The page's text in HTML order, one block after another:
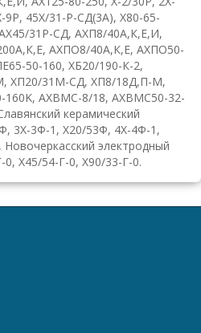
-9P, 45Х/31-Р-СД(3А), Х80-65-
31Р-СД, АХП8/40А,К,Е,И,
, АХПО8/40А,К,Е, АХПО50-
50-160, ХБ20/190-К-2,
, ХП20/31М-СД, ХП8/18Д,П-М,
160K, AXBMC-8/18, AXBMC50-32-
керамический
, 3Х-3Ф-1 , Х20/53Ф, 4Х-4Ф-1 ,
, Новочеркасский электродный
0, Х45/54-Г-0, Х90/33-Г-0.